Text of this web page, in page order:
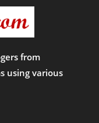
from
using various